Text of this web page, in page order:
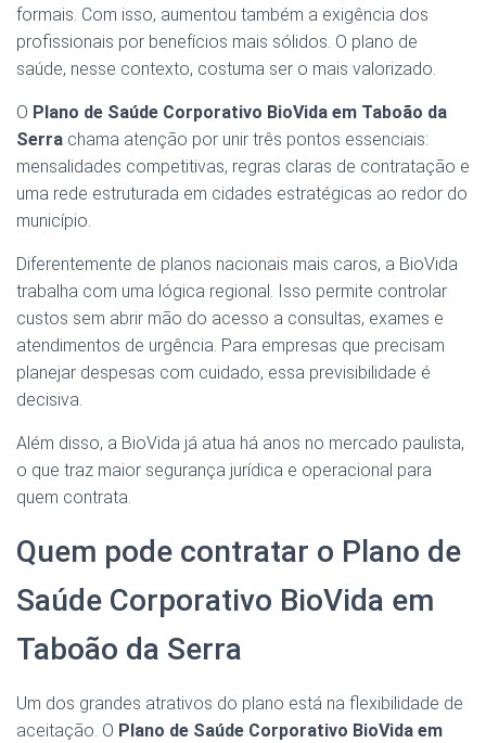
formais. Com isso, aumentou também a exigência dos
profissionais por benefícios mais sólidos. O plano de
saúde, nesse contexto, costuma ser o mais valorizado.
O Plano de Saúde Corporativo BioVida em Taboão da
Serra chama atenção por unir três pontos essenciais:
mensalidades competitivas, regras claras de contratação e
uma rede estruturada em cidades estratégicas ao redor do
município.
Diferentemente de planos nacionais mais caros, a BioVida
trabalha com uma lógica regional. Isso permite controlar
custos sem abrir mão do acesso a consultas, exames e
atendimentos de urgência. Para empresas que precisam
planejar despesas com cuidado, essa previsibilidade é
decisiva.
Além disso, a BioVida já atua há anos no mercado paulista,
o que traz maior segurança jurídica e operacional para
quem contrata.
Quem pode contratar o Plano de
Saúde Corporativo BioVida em
Taboão da Serra
Um dos grandes atrativos do plano está na flexibilidade de
aceitação. O Plano de Saúde Corporativo BioVida em